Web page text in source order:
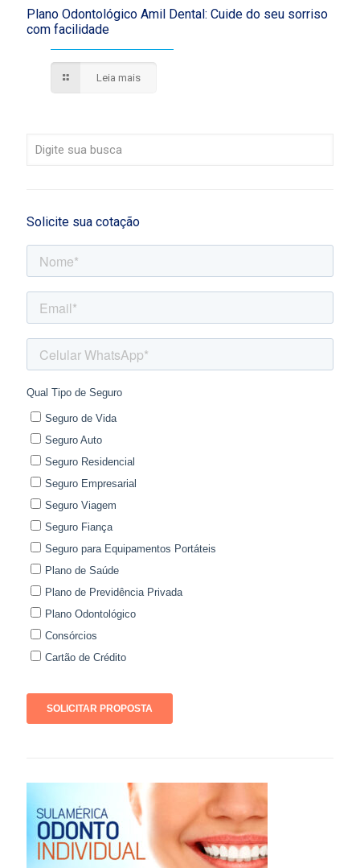
Plano Odontológico Amil Dental: Cuide do seu sorriso
com facilidade
Leia mais
Solicite sua cotação